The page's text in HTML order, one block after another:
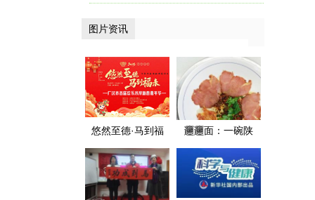
图片资讯
悠然至德·马到福
来 广汉首届欢乐
水岸新春嘉年华
盛大启幕
𰻞𰻞面：一碗陕
味面 融了川陕情
暖了天府胃